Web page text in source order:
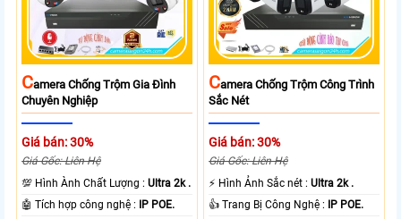
CAmera Chống Trộm Gia Đình
Chuyên Nghiệp
Giá bán: 30%
Giá Gốc: Liên Hệ
💯 Hình Ành Chất Lượng :Ultra 2k .
🤖️ Tích hợp công nghệ :
IP POE.
CAmera Chống Trộm Công Trình
Sắc Nét
Giá bán: 30%
Giá Gốc: Liên Hệ
️⚡ Hình Ảnh Sắc nét :Ultra 2k .
👍 Trang Bị Công Nghệ :
IP POE.